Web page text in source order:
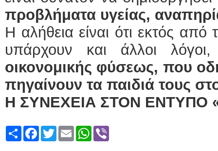
προβλήματα υγείας,
Η αλήθεια είναι ότι εκτός από
υπάρχουν και άλλοι
οικονομικής φύσεως, που
πηγαίνουν τα παιδιά τους
Η ΣΥΝΕΧΕΙΑ ΣΤΟΝ ΕΝΤΥΠΟ
ShareFacebook
TwitterEmailWhatsApp